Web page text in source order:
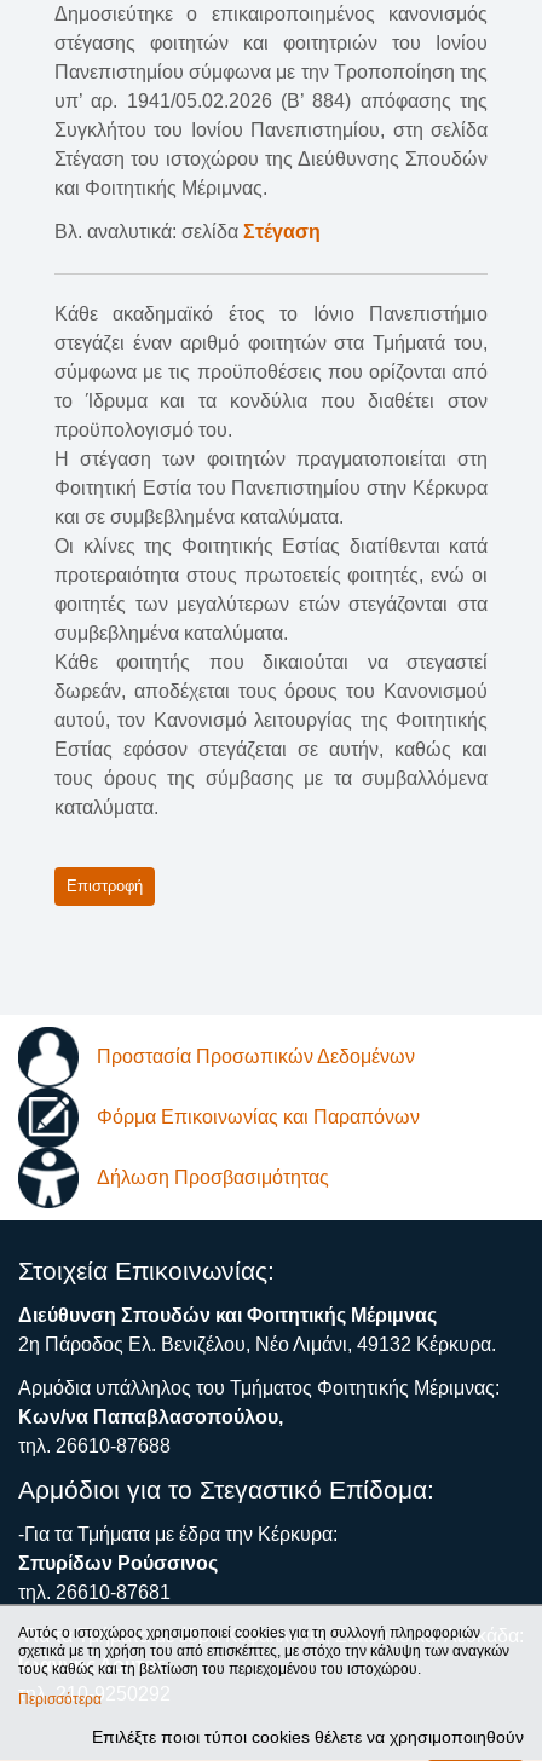
Δημοσιεύτηκε ο επικαιροποιημένος κανονισμός
στέγασης φοιτητών και φοιτητριών του Ιονίου
Πανεπιστημίου σύμφωνα με την Τροποποίηση της
υπ’ αρ. 1941/05.02.2026 (Β’ 884) απόφασης της
Συγκλήτου του Ιονίου Πανεπιστημίου, στη σελίδα
Στέγαση του ιστοχώρου της Διεύθυνσης Σπουδών
και Φοιτητικής Μέριμνας.
Βλ. αναλυτικά: σελίδα Στέγαση
Κάθε ακαδημαϊκό έτος το Ιόνιο Πανεπιστήμιο
στεγάζει έναν αριθμό φοιτητών στα Τμήματά του,
σύμφωνα με τις προϋποθέσεις που ορίζονται από
το Ίδρυμα και τα κονδύλια που διαθέτει στον
προϋπολογισμό του.
Η στέγαση των φοιτητών πραγματοποιείται στη
Φοιτητική Εστία του Πανεπιστημίου στην Κέρκυρα
και σε συμβεβλημένα καταλύματα.
Οι κλίνες της Φοιτητικής Εστίας διατίθενται κατά
προτεραιότητα στους πρωτοετείς φοιτητές, ενώ οι
φοιτητές των μεγαλύτερων ετών στεγάζονται στα
συμβεβλημένα καταλύματα.
Κάθε φοιτητής που δικαιούται να στεγαστεί
δωρεάν, αποδέχεται τους όρους του Κανονισμού
αυτού, τον Κανονισμό λειτουργίας της Φοιτητικής
Εστίας εφόσον στεγάζεται σε αυτήν, καθώς και
τους όρους της σύμβασης με τα συμβαλλόμενα
καταλύματα.
Επιστροφή
Προστασία Προσωπικών Δεδομένων
Φόρμα Επικοινωνίας και Παραπόνων
Δήλωση Προσβασιμότητας
Στοιχεία Επικοινωνίας:
Διεύθυνση Σπουδών και Φοιτητικής Μέριμνας
2η Πάροδος Ελ. Βενιζέλου, Νέο Λιμάνι, 49132 Κέρκυρα.
Αρμόδια υπάλληλος του Τμήματος Φοιτητικής Μέριμνας:
Κων/να Παπαβλασοπούλου,
τηλ. 26610-87688
Αρμόδιοι για το Στεγαστικό Επίδομα:
-Για τα Τμήματα με έδρα την Κέρκυρα:
Σπυρίδων Ρούσσινος
τηλ. 26610-87681
-Για τα Τμήματα με έδρα Κεφαλλονιά, Ζάκυνθο και Λευκάδα:
Ιωάννης Λούτας
τηλ. 210-9250292
Αυτός ο ιστοχώρος χρησιμοποιεί cookies για τη συλλογή πληροφοριών
σχετικά με τη χρήση του από επισκέπτες, με στόχο την κάλυψη των αναγκών
τους καθώς και τη βελτίωση του περιεχομένου του ιστοχώρου.
Περισσότερα
Επιλέξτε ποιοι τύποι cookies θέλετε να χρησιμοποιηθούν